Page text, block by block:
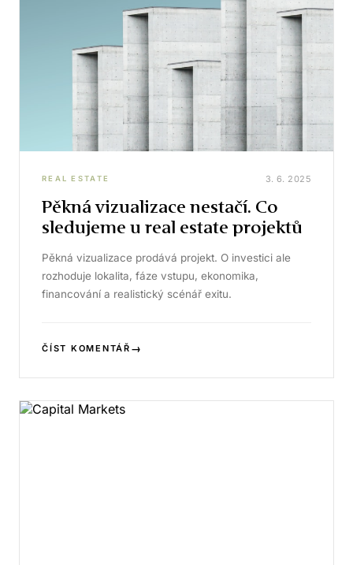
REAL ESTATE 3. 6. 2025
Pěkná vizualizace nestačí. Co
sledujeme u real estate projektů
Pěkná vizualizace prodává projekt. O investici ale
rozhoduje lokalita, fáze vstupu, ekonomika,
financování a realistický scénář exitu.
ČÍST KOMENTÁŘ →